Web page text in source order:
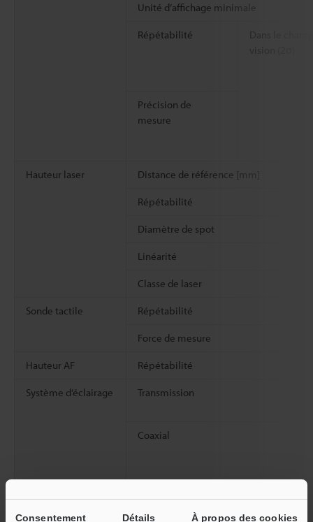
Consentement Détails À propos des cookies
Unité d’affichage minimale
Répétabilité
Précision de
mesure
Hauteur laser Distance de référence [mm]
Répétabilité
Diamètre de spot
Linéarité
Classe de laser
Sonde tactile Répétabilité
Force de mesure
Hauteur AF Répétabilité
Système d’éclairage Transmission
Coaxial